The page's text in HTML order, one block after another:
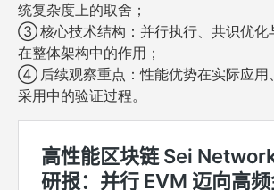
统复杂度上的取舍；
③ 核心技术结构：并行执行、共识优化
在整体架构中的作用；
④ 后续观察重点：性能优势在实际应用
采用中的验证过程。